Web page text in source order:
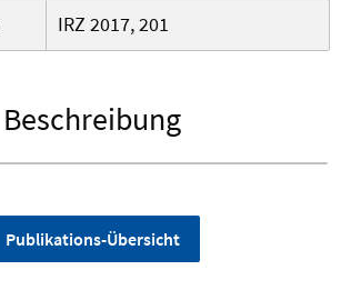
IRZ 2017, 201
Beschreibung
Publikations-Übersicht